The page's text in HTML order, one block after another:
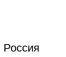
Россия